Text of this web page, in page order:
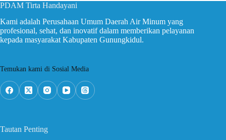
PDAM Tirta Handayani
Kami adalah Perusahaan Umum Daerah Air Minum yang
profesional, sehat, dan inovatif dalam memberikan pelayanan
kepada masyarakat Kabupaten Gunungkidul.
Temukan kami di Sosial Media
Tautan Penting